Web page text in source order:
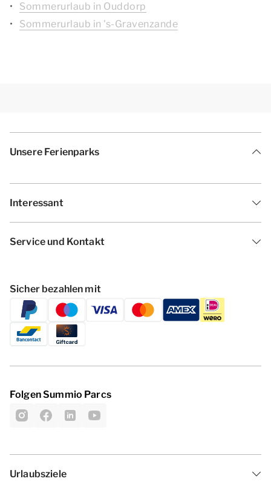
Sommerurlaub in Ouddorp
Sommerurlaub in 's-Gravenzande
Unsere Ferienparks
Interessant
Service und Kontakt
Sicher bezahlen mit
Folgen Summio Parcs
Urlaubsziele